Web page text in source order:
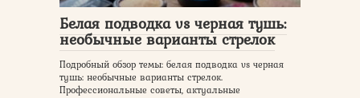
Белая подводка vs черная тушь:
необычные варианты стрелок
Подробный обзор темы: белая подводка vs черная
тушь: необычные варианты стрелок.
Профессиональные советы, актуальные